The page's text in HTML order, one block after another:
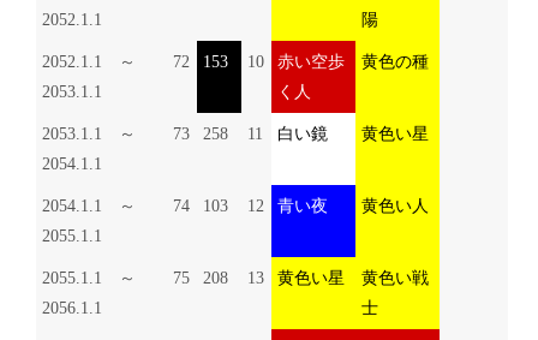
2052.1.1
陽
2052.1.1 ～
2053.1.1
72 153 10
赤い空歩
く人
黄色の種
2053.1.1 ～
2054.1.1
73 258 11 白い鏡 黄色い星
2054.1.1 ～
2055.1.1
74 103 12 青い夜 黄色い人
2055.1.1 ～
2056.1.1
75 208 13 黄色い星
黄色い戦
士